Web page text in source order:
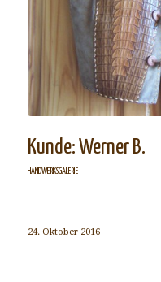
Kunde: Werner B.
HANDWERKSGALERIE
24. Oktober 2016